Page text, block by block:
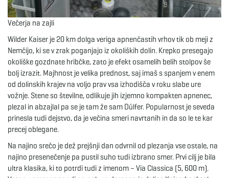
o
n
Večerja na zajli
Wilder Kaiser je 20 km dolga veriga apnenčastih vrhov tik ob meji z
Nemčijo, ki se v zrak poganjajo iz okoliških dolin. Krepko presegajo
okoliške gozdnate hribčke, zato je efekt osamelih belih stolpov še
bolj izrazit. Majhnost je velika prednost, saj imaš s spanjem v enem
od dolinskih krajev na voljo prav vsa izhodišča v roku slabe ure
vožnje. Stene so številne, odlikuje jih izjemno kompakten apnenec,
plezal in abzajlal pa se je tam že sam Dülfer. Popularnost je seveda
prinesla tudi dejstvo, da je večina smeri navrtanih in da so le te kar
precej oblegane.
Na najino srečo je dež prejšnji dan odvrnil od plezanja vse ostale, na
najino presenečenje pa pustil suho tudi izbrano smer. Prvi cilj je bila
ultra klasika, ki to potrdi tudi z imenom – Via Classica (5, 600 m).